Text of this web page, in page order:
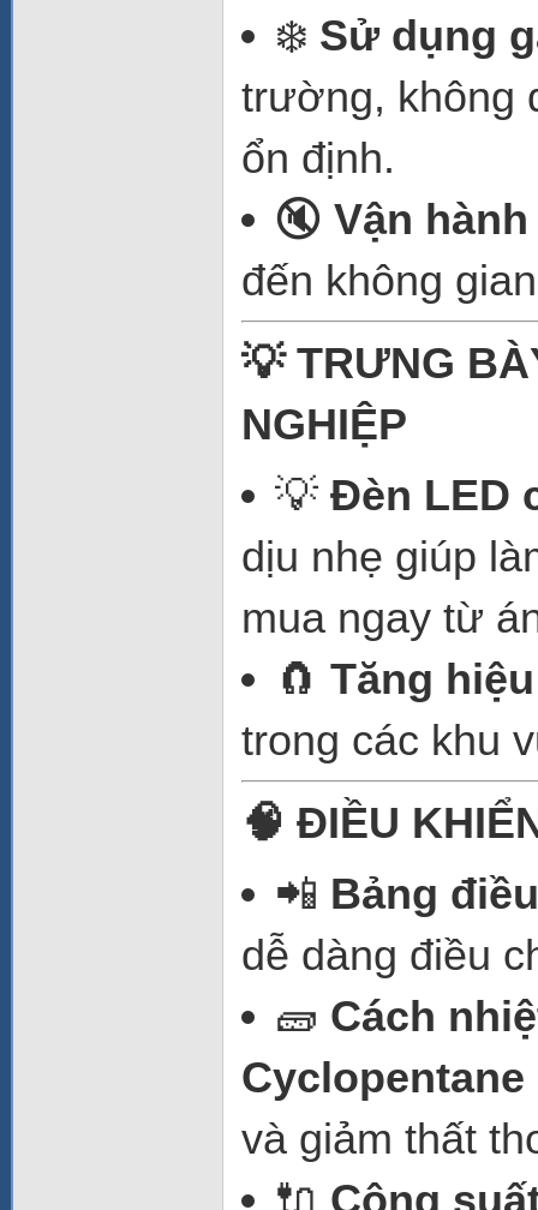
❄️ Sử dụng
trường, không
ổn định.
🔇 Vận
đến không
💡 TRƯNG
NGHIỆP
💡 Đèn LED
dịu nhẹ giúp
mua ngay từ
🧲 Tăng
trong các khu
🧠 ĐIỀU
📲 Bảng
dễ dàng điều
🧱 Cách
và giảm thất
🔌 Công